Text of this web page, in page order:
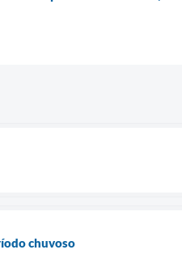
chuvoso